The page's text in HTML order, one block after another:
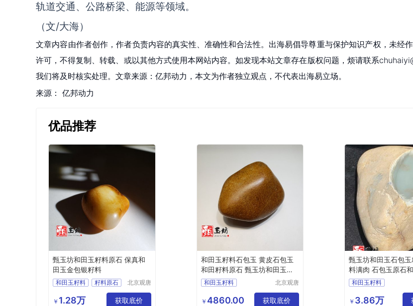
轨道交通、公路桥梁、能源等领域。
（文/大海）
文章内容由作者创作，作者负责内容的真实性、准确性和合法性。出海易倡导尊重与保护知识产权，未经
许可，不得复制、转载、或以其他方式使用本网站内容。如发现本站文章存在版权问题，烦请联系
我们将及时核实处理。文章来源：亿邦动力，本文为作者独立观点，不代表出海易立场。
来源： 亿邦动力
优品推荐
甄玉坊和田玉籽料原石 保真和
田玉金包银籽料
和田玉籽料
籽料原石
金包银籽料
北京观唐
有限公司
￥ 1.28万 获取底价
和田玉籽料石包玉 黄皮石包玉
和田籽料原石 甄玉坊和田玉籽
料和田玉籽料
石包玉
籽料石包玉
北京观唐
有限公司
￥ 4860.00 获取底价
甄玉坊和田玉石包
料满肉 石包玉原石
和田玉籽料
籽料石包玉
￥ 3.86万